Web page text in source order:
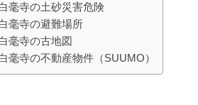
毫寺の土砂災害危険
毫寺の避難場所
毫寺の古地図
毫寺の不動産物件（SUUMO）